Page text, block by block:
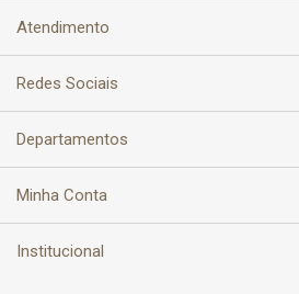
Atendimento
Redes Sociais
Departamentos
Minha Conta
Institucional